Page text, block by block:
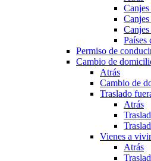
Países
Permiso de
Cambio de
Atrás
Cambio de
Traslado
Atrás
Vienes a
Atrás